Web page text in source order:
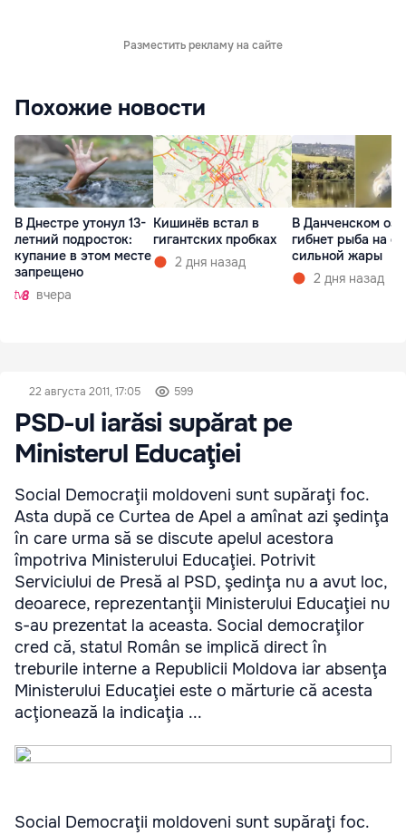
Разместить рекламу на сайте
Похожие новости
В Днестре утонул 13-
летний подросток:
купание в этом месте
запрещено
вчера
Кишинёв встал в
гигантских пробках
2 дня назад
В Данченском
гибнет рыба на
сильной жары
2 дня назад
22 августа 2011, 17:05 599
PSD-ul iarăsi supărat pe
Ministerul Educaţiei
Social Democraţii moldoveni sunt supăraţi foc.
Asta după ce Curtea de Apel a amînat azi şedinţa
în care urma să se discute apelul acestora
împotriva Ministerului Educaţiei. Potrivit
Serviciului de Presă al PSD, şedinţa nu a avut loc,
deoarece, reprezentanţii Ministerului Educaţiei nu
s-au prezentat la aceasta. Social democraţilor
cred că, statul Român se implică direct în
treburile interne a Republicii Moldova iar absenţa
Ministerului Educaţiei este o mărturie că acesta
acţionează la indicaţia ...
Social Democraţii moldoveni sunt supăraţi foc.